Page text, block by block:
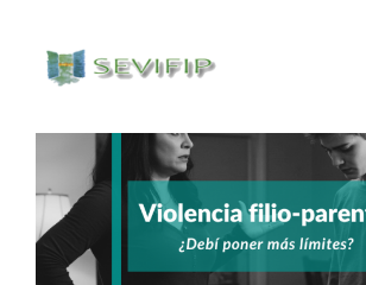
contenido
Conócenos